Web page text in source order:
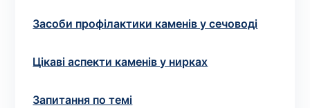
Засоби профілактики каменів у сечоводі
Цікаві аспекти каменів у нирках
Запитання по темі
своєчасного оновлення розміщеного на сайті прайс-
виконання досліджень за телефонами, вказаними на